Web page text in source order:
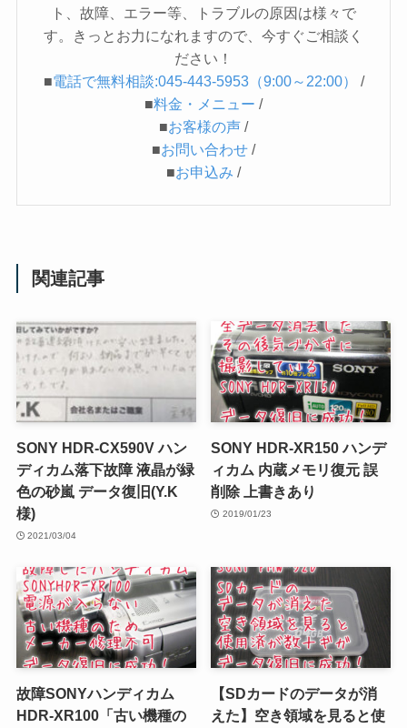
ト、故障、エラー等、トラブルの原因は様々で
す。きっとお力になれますので、今すぐご相談く
ださい！
■電話で無料相談:045-443-5953（9:00～22:00）
/
■料金・メニュー /
■お客様の声 /
■お問い合わせ /
■お申込み /
関連記事
SONY HDR-CX590V ハン
ディカム落下故障 液晶が緑
色の砂嵐 データ復旧(Y.K
様)
2021/03/04
SONY HDR-XR150 ハンデ
ィカム 内蔵メモリ復元 誤
削除 上書きあり
2019/01/23
故障SONYハンディカム
HDR-XR100「古い機種の
【SDカードのデータが消
えた】空き領域を見ると使